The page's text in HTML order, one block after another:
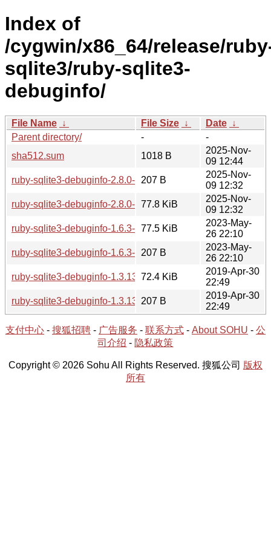
Index of
/cygwin/x86_64/release/
sqlite3/ruby-sqlite3-
debuginfo/
File Name ↓ File Size ↓ Date ↓
Parent directory/
-
-
sha512.sum
1018 B
2025-Nov-
09 12:44
ruby-sqlite3-debuginfo-2.8.0-1-x86_64.hint
207 B
2025-Nov-
09 12:32
ruby-sqlite3-debuginfo-2.8.0-1-x86_64.tar.xz
77.8 KiB
2025-Nov-
09 12:32
ruby-sqlite3-debuginfo-1.6.3-1.tar.xz
77.5 KiB
2023-May-
26 22:10
ruby-sqlite3-debuginfo-1.6.3-1.hint
207 B
2023-May-
26 22:10
ruby-sqlite3-debuginfo-1.3.13-2.tar.xz
72.4 KiB
2019-Apr-30
22:49
ruby-sqlite3-debuginfo-1.3.13-2.hint
207 B
2019-Apr-30
22:49
支付中心 - 搜狐招聘 - 广告服务 - 联系方式 - About SOHU - 公
司介绍 - 隐私政策
Copyright © 2026 Sohu All Rights Reserved. 搜狐公司 版权
所有